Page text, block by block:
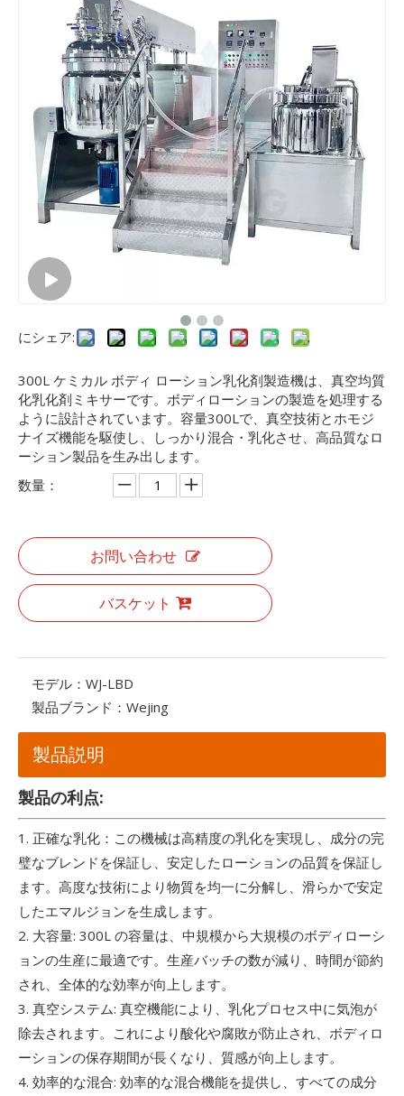
にシェア:
300L ケミカル ボディ ローション乳化剤製造機は、真空均質
化乳化剤ミキサーです。ボディローションの製造を処理する
ように設計されています。容量300Lで、真空技術とホモジ
ナイズ機能を駆使し、しっかり混合・乳化させ、高品質なロ
ーション製品を生み出します。
数量：
お問い合わせ
バスケット
モデル： WJ-LBD
製品ブランド： Wejing
製品説明
製品の利点:
1. 正確な乳化：この機械は高精度の乳化を実現し、成分の完
璧なブレンドを保証し、安定したローションの品質を保証し
ます。高度な技術により物質を均一に分解し、滑らかで安定
したエマルジョンを生成します。
2. 大容量: 300L の容量は、中規模から大規模のボディローシ
ョンの生産に最適です。生産バッチの数が減り、時間が節約
され、全体的な効率が向上します。
3. 真空システム: 真空機能により、乳化プロセス中に気泡が
除去されます。これにより酸化や腐敗が防止され、ボディロ
ーションの保存期間が長くなり、質感が向上します。
4. 効率的な混合: 効率的な混合機能を提供し、すべての成分